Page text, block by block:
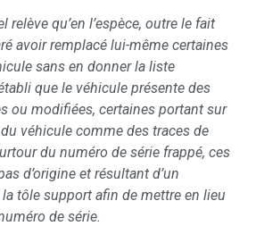
relève qu’en l’espèce, outre le fait
avoir remplacé lui-même certaines
sans en donner la liste
que le véhicule présente des
ou modifiées, certaines portant sur
véhicule comme des traces de
du numéro de série frappé, ces
d’origine et résultant d’un
tôle support afin de mettre en lieu
de série.